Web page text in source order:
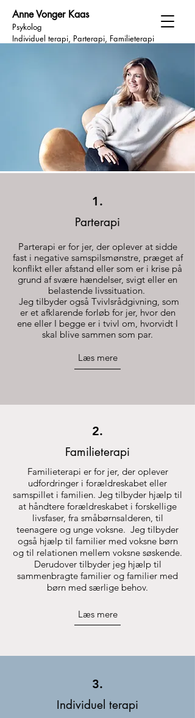
Anne Vonger Kaas
Psykolog
Individuel terapi, Parterapi, Familieterapi
1.
Parterapi
Parterapi er for jer, der oplever at sidde
fast i negative samspilsmønstre, præget af
konflikt eller afstand eller som er i krise på
grund af svære hændelser, svigt eller en
belastende livssituation.
Jeg tilbyder også Tvivlsrådgivning, som
er et afklarende forløb for jer, hvor den
ene eller I begge er i tvivl om, hvorvidt I
skal blive sammen som par.
Læs mere
2.
Familieterapi
Familieterapi er for jer, der oplever
udfordringer i forældreskabet eller
samspillet i familien. Jeg tilbyder hjælp til
at håndtere forældreskabet i forskellige
livsfaser, fra småbørnsalderen, til
teenagere og unge voksne. Jeg tilbyder
også hjælp til familier med voksne børn
og til relationen mellem voksne søskende.
Derudover tilbyder jeg hjælp til
sammenbragte familier og familier med
børn med særlige behov.
Læs mere
3.
Individuel terapi